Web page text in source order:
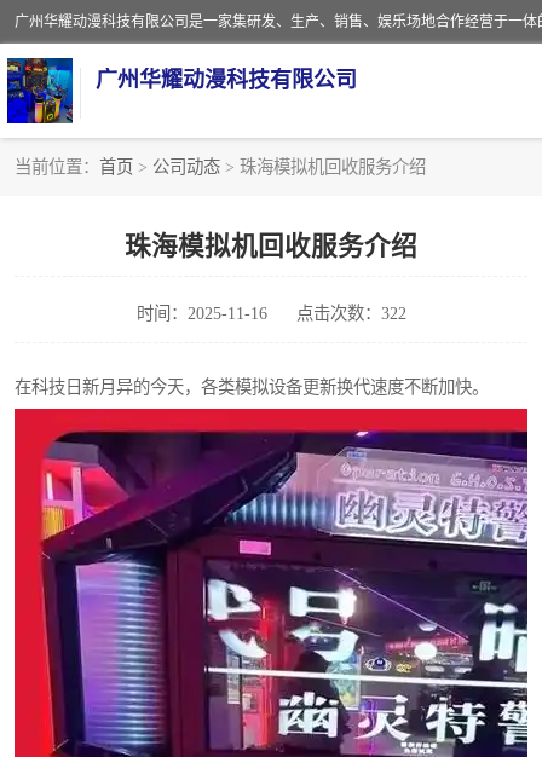
广州华耀动漫科技有限公司
当前位置： 首页 > 公司动态 > 珠海模拟机回收服务介绍
珠海模拟机回收服务介绍
时间：2025-11-16 点击次数：322
在科技日新月异的今天，各类模拟设备更新换代速度不断加快。
游戏厅回收